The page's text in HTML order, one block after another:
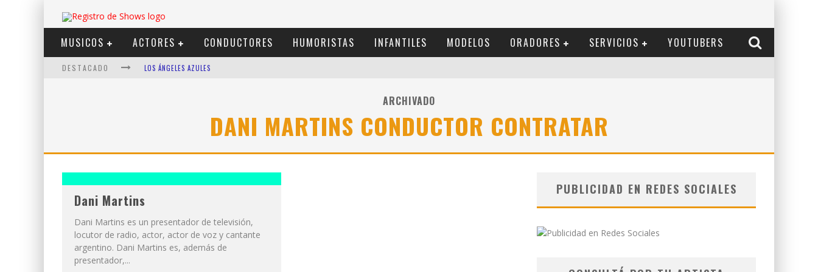
MUSICOS ACTORES CONDUCTORES HUMORISTAS INFANTILES MODELOS ORADORES SERVICIOS YOUTUBERS
DESTACADO LOS ÁNGELES AZULES
DUKI
ARCHIVADO
DANI MARTINS CONDUCTOR CONTRATAR
Dani Martins
Dani Martins es un presentador de televisión,
locutor de radio, actor, actor de voz y cantante
argentino. Dani Martins es, además de
presentador,...
PUBLICIDAD EN REDES SOCIALES